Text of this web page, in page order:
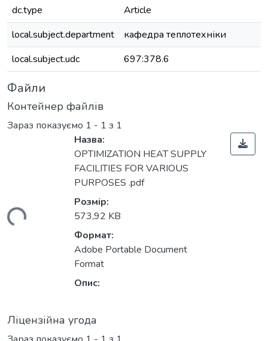
dc.type
Article
local.subject.department
кафедра теплотехніки
local.subject.udc
697:378.6
Файли
Контейнер файлів
Зараз показуємо 1 - 1 з 1
Назва:
OPTIMIZATION HEAT SUPPLY
FACILITIES FOR VARIOUS
PURPOSES .pdf
Розмір:
573,92 KB
Формат:
Adobe Portable Document
Format
Опис:
Ліцензійна угода